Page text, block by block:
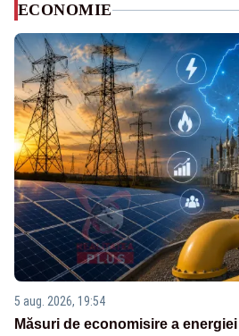
ECONOMIE
5 aug. 2026, 19:54
Măsuri de economisire a